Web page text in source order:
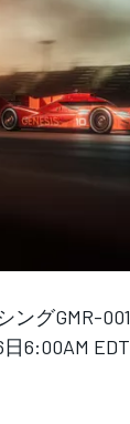
ングGMR-
6:00AM